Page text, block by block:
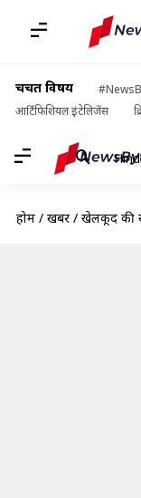
चर्चित विषय
आर्टिफिशियल इंटेलिजेंस
होम / खबरें / खेलकूद की